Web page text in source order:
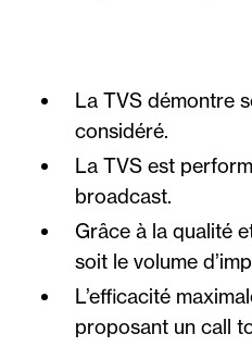
La TVS démontre
considéré.
La TVS est
broadcast.
Grâce à la qualité
soit le volume
L’efficacité
proposant un call